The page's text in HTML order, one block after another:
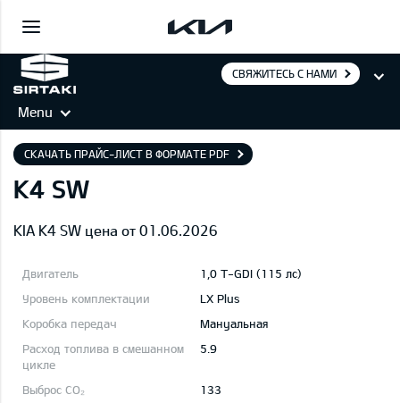
СВЯЖИТЕСЬ С НАМИ
Menu
СКАЧАТЬ ПРАЙС-ЛИСТ В ФОРМАТЕ PDF
K4 SW
KIA K4 SW цена от 01.06.2026
1,0 T-GDI (115 лс)
LX Plus
Mануальная
5.9
133